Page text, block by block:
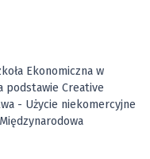
Ekonomiczna w
podstawie Creative
- Użycie niekomercyjne